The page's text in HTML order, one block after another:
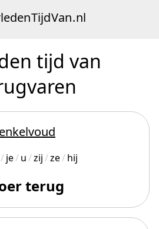
TijdVan.nl
tijd van
enkelvoud
je u zij ze hij
terug